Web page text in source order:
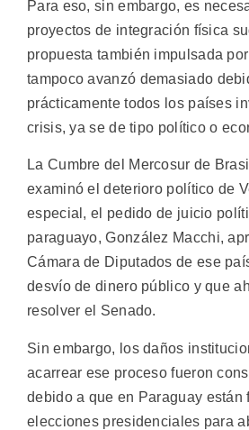
Para eso, sin embargo, es
proyectos de integración física
propuesta también impulsada
tampoco avanzó demasiado
prácticamente todos los países
crisis, ya se de tipo político o
La Cumbre del Mercosur de
examinó el deterioro político de
especial, el pedido de juicio
paraguayo, González Macchi,
Cámara de Diputados de ese
desvío de dinero público y que
resolver el Senado.
Sin embargo, los daños
acarrear ese proceso fueron
debido a que en Paraguay están
elecciones presidenciales para